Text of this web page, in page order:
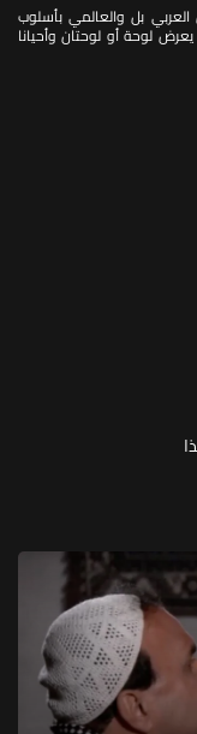
بل والعالمي بأسلوب
لوحة أو لوحتان وأحيانا